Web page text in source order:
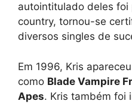
autointitulado deles foi
country, tornou-se
diversos singles de
Em 1996, Kris
como Blade Vampire
Apes. Kris também foi